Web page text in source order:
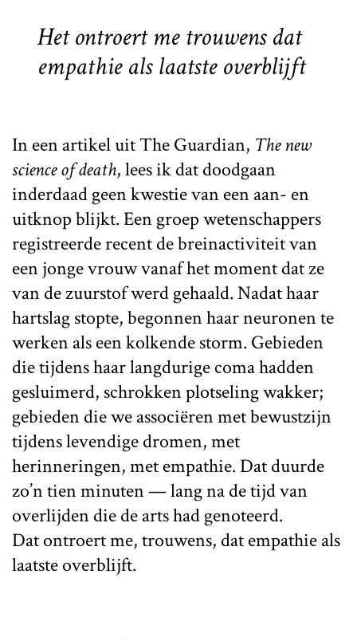
Het ontroert me trouwens dat
empathie als laatste overblijft
In een artikel uit The Guardian, The new
science of death, lees ik dat doodgaan
inderdaad geen kwestie van een aan- en
uitknop blijkt. Een groep wetenschappers
registreerde recent de breinactiviteit van
een jonge vrouw vanaf het moment dat ze
van de zuurstof werd gehaald. Nadat haar
hartslag stopte, begonnen haar neuronen te
werken als een kolkende storm. Gebieden
die tijdens haar langdurige coma hadden
gesluimerd, schrokken plotseling wakker;
gebieden die we associëren met bewustzijn
tijdens levendige dromen, met
herinneringen, met empathie. Dat duurde
zo’n tien minuten — lang na de tijd van
overlijden die de arts had genoteerd.
Dat ontroert me, trouwens, dat empathie als
laatste overblijft.